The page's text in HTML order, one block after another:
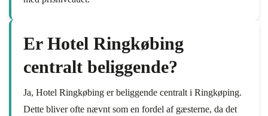
Er Hotel Ringkøbing
centralt beliggende?
Ja, Hotel Ringkøbing er beliggende centralt i Ringkøping.
Dette bliver ofte nævnt som en fordel af gæsterne, da det